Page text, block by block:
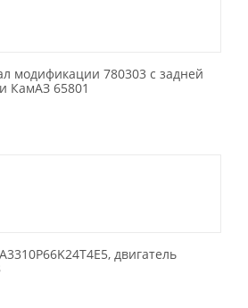
модификации 780303 с задней
КамАЗ 65801
двигатель